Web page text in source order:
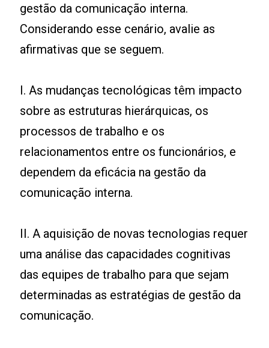
gestão da comunicação interna.
Considerando esse cenário, avalie as
afirmativas que se seguem.
I. As mudanças tecnológicas têm impacto
sobre as estruturas hierárquicas, os
processos de trabalho e os
relacionamentos entre os funcionários, e
dependem da eficácia na gestão da
comunicação interna.
II. A aquisição de novas tecnologias requer
uma análise das capacidades cognitivas
das equipes de trabalho para que sejam
determinadas as estratégias de gestão da
comunicação.